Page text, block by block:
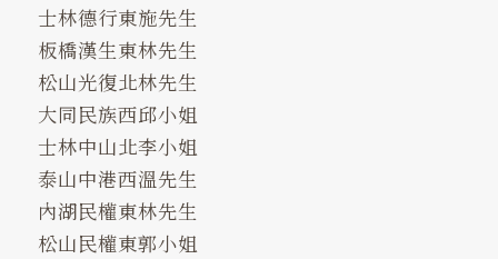
士林德行東施先生
板橋漢生東林先生
松山光復北林先生
大同民族西邱小姐
士林中山北李小姐
泰山中港西溫先生
內湖民權東林先生
松山民權東郭小姐